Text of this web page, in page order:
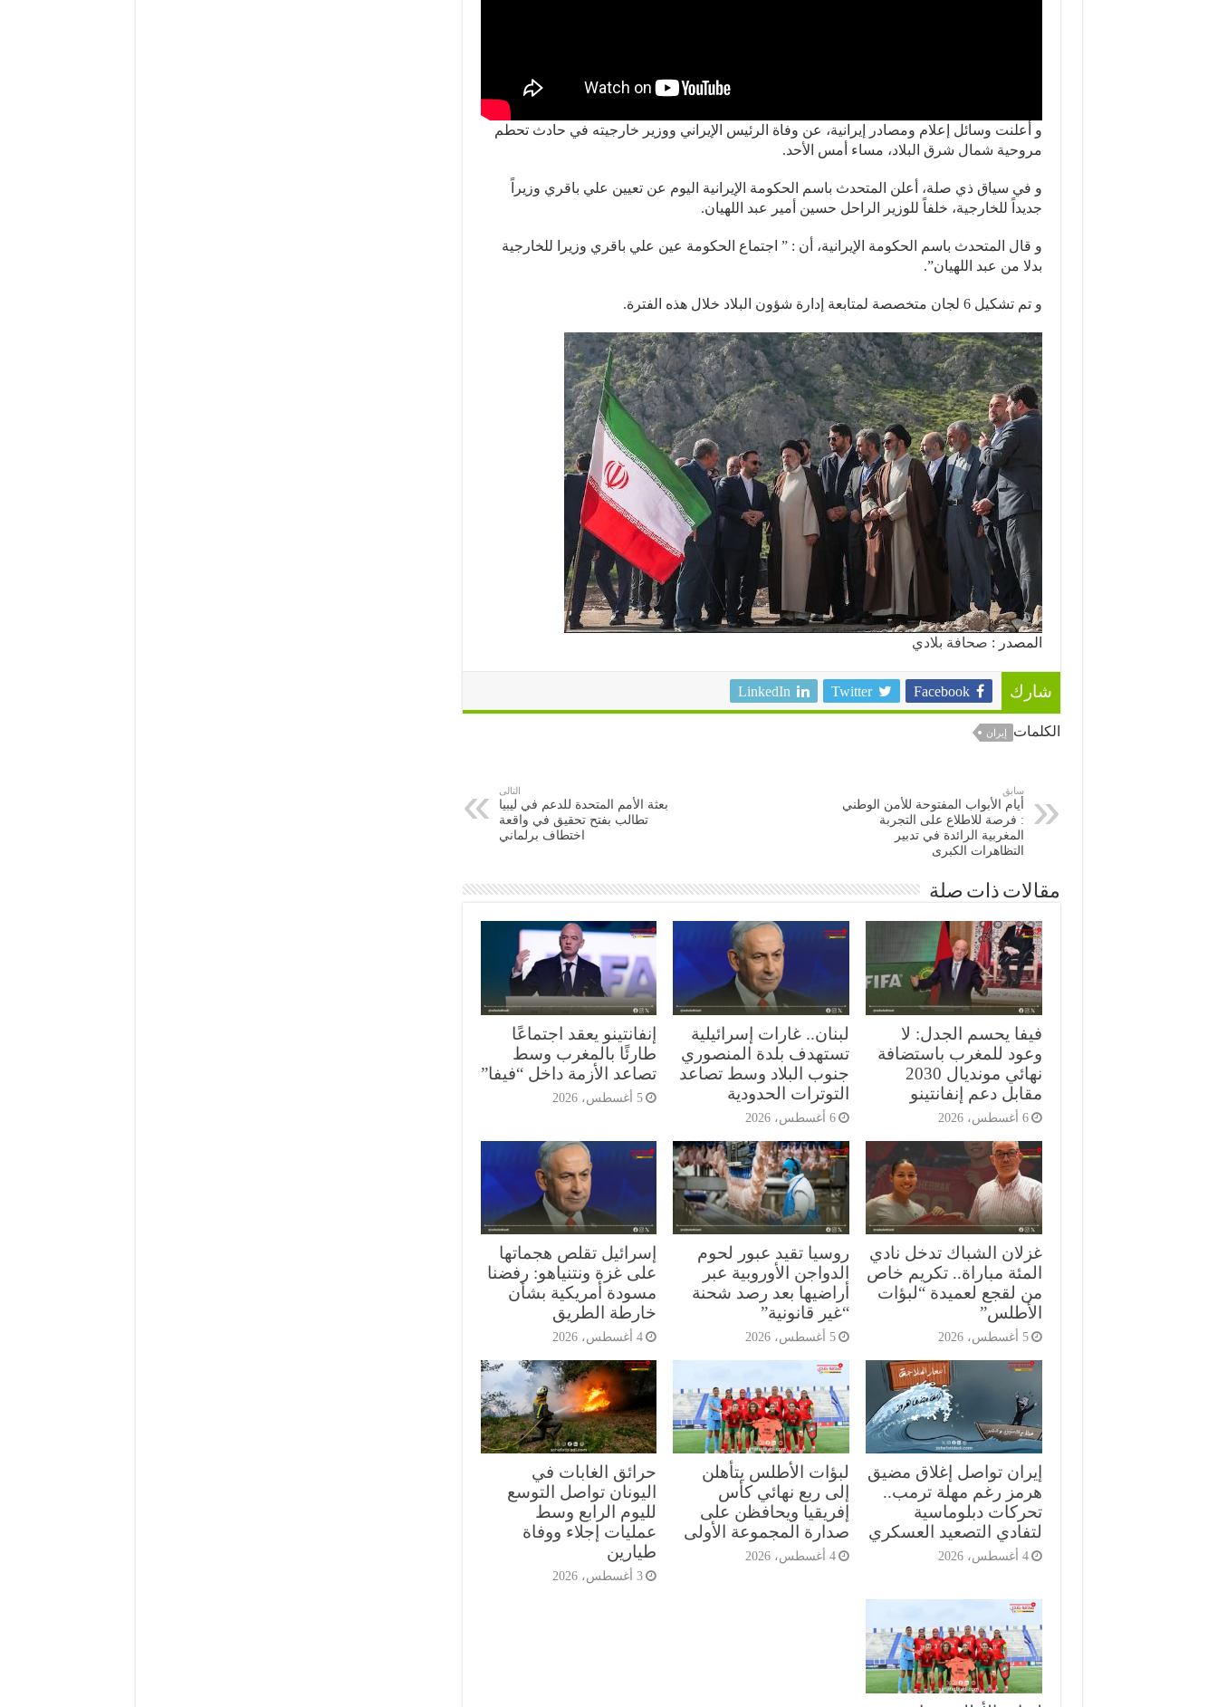
و أعلنت وسائل إعلام ومصادر إيرانية، عن وفاة الرئيس الإيراني ووزير خارجيته في حادث تحطم
مروحية شمال شرق البلاد، مساء أمس الأحد.
و في سياق ذي صلة، أعلن المتحدث باسم الحكومة الإيرانية اليوم عن تعيين علي باقري وزيراً
جديداً للخارجية، خلفاً للوزير الراحل حسين أمير عبد اللهيان.
و قال المتحدث باسم الحكومة الإيرانية، أن : ” اجتماع الحكومة عين علي باقري وزيرا للخارجية
بدلا من عبد اللهيان”.
و تم تشكيل 6 لجان متخصصة لمتابعة إدارة شؤون البلاد خلال هذه الفترة.
المصدر : صحافة بلادي
شارك Facebook
Twitter
LinkedIn
الكلمات إيران
سابق
أيام الأبواب المفتوحة للأمن الوطني
: فرصة للاطلاع على التجربة
المغربية الرائدة في تدبير
التظاهرات الكبرى
التالى
بعثة الأمم المتحدة للدعم في ليبيا
تطالب بفتح تحقيق في واقعة
اختطاف برلماني
مقالات ذات صلة
فيفا يحسم الجدل: لا
وعود للمغرب باستضافة
نهائي مونديال 2030
مقابل دعم إنفانتينو
6 أغسطس، 2026
لبنان.. غارات إسرائيلية
تستهدف بلدة المنصوري
جنوب البلاد وسط تصاعد
التوترات الحدودية
6 أغسطس، 2026
إنفانتينو يعقد اجتماعًا
طارئًا بالمغرب وسط
تصاعد الأزمة داخل “فيفا”
5 أغسطس، 2026
غزلان الشباك تدخل نادي
المئة مباراة.. تكريم خاص
من لقجع لعميدة “لبؤات
الأطلس”
5 أغسطس، 2026
روسيا تقيد عبور لحوم
الدواجن الأوروبية عبر
أراضيها بعد رصد شحنة
“غير قانونية”
5 أغسطس، 2026
إسرائيل تقلص هجماتها
على غزة ونتنياهو: رفضنا
مسودة أمريكية بشأن
خارطة الطريق
4 أغسطس، 2026
إيران تواصل إغلاق مضيق
هرمز رغم مهلة ترمب..
تحركات دبلوماسية
لتفادي التصعيد العسكري
4 أغسطس، 2026
لبؤات الأطلس يتأهلن
إلى ربع نهائي كأس
إفريقيا ويحافظن على
صدارة المجموعة الأولى
4 أغسطس، 2026
حرائق الغابات في
اليونان تواصل التوسع
لليوم الرابع وسط
عمليات إجلاء ووفاة
طيارين
3 أغسطس، 2026